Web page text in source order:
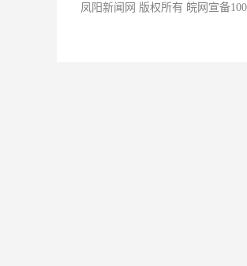
凤阳新闻网 版权所有 皖网宣备